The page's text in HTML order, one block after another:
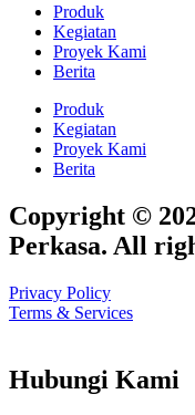
Produk
Kegiatan
Proyek Kami
Berita
Produk
Kegiatan
Proyek Kami
Berita
Copyright ©
Perkasa. All
Privacy Policy
Terms & Services
Hubungi Kami